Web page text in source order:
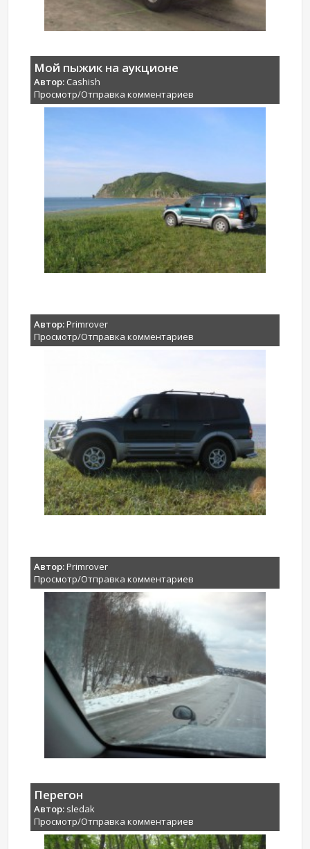
Мой пыжик на аукционе
Автор: Cashish
Просмотр/Отправка комментариев
Автор:Primrover
Просмотр/Отправка комментариев
Автор:Primrover
Просмотр/Отправка комментариев
Перегон
Автор: sledak
Просмотр/Отправка комментариев